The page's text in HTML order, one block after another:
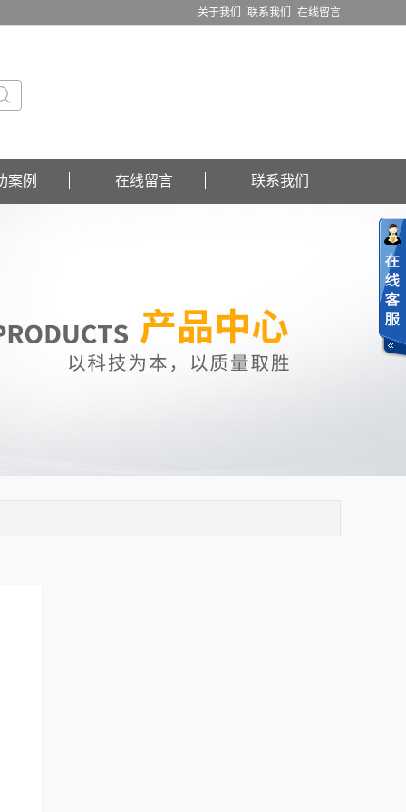
关于我们 -联系我们 -在线留言
案例 在线留言 联系我们